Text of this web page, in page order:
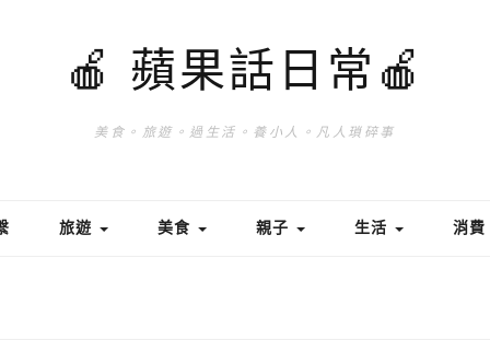
🍎 蘋果話日常🍎
美食。旅遊。過生活。養小人。凡人瑣碎事
旅遊 美食 親子 生活 消費